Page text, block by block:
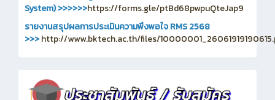
System)>>>>>>https://forms.gle/ptBd68pwpuQteJap9
รายงานสรุปผลการประเมินความพึงพอใจ RMS 2568
>>>http://www.bktech.ac.th/files/